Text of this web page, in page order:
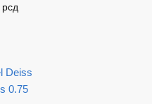
рсд